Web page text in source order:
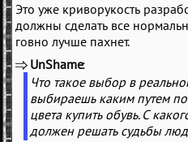
Это уже криворукость
должны сделать все
говно лучше пахнет.
UnShame
Что такое выбор в
выбираешь каким путем
цвета купить обувь. С
должен решать судьбы